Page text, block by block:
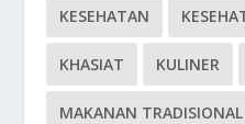
KESEHATAN
KHASIAT KULINER
MAKANAN TRADISIONAL